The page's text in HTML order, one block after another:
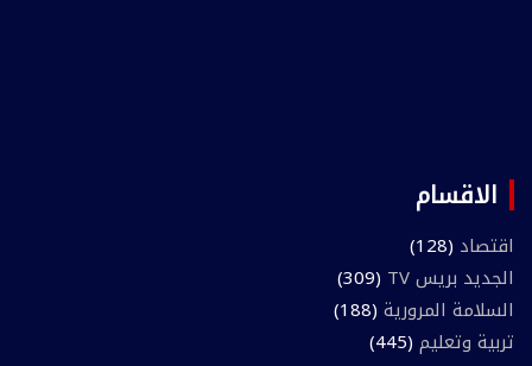
الاقسام
اقتصاد (128)
الجديد بريس TV
(309)
السلامة المرورية (188)
تربية وتعليم (445)